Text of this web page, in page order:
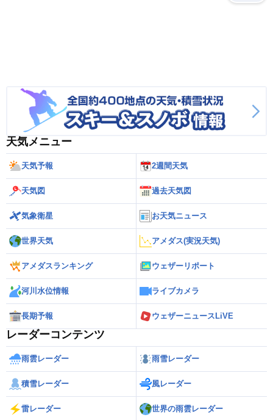
天気メニュー
天気予報 2週間天気
天気図 過去天気図
気象衛星 お天気ニュース
世界天気 アメダス(実況天気)
アメダスランキング ウェザーリポート
河川水位情報 ライブカメラ
長期予報 ウェザーニュースLiVE
レーダーコンテンツ
雨雲レーダー 雨雪レーダー
積雪レーダー 風レーダー
雷レーダー 世界の雨雲レーダー